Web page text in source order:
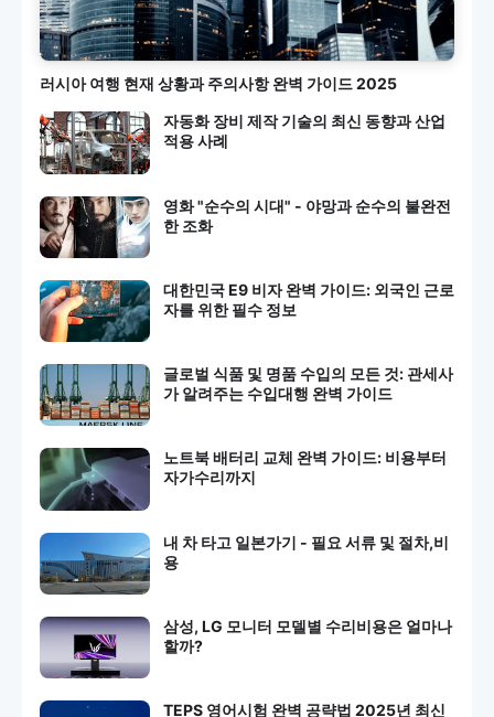
러시아 여행 현재 상황과 주의사항 완벽 가이드 2025
자동화 장비 제작 기술의 최신 동향과 산업
적용 사례
영화 "순수의 시대" - 야망과 순수의 불완전
한 조화
대한민국 E9 비자 완벽 가이드: 외국인 근로
자를 위한 필수 정보
글로벌 식품 및 명품 수입의 모든 것: 관세사
가 알려주는 수입대행 완벽 가이드
노트북 배터리 교체 완벽 가이드: 비용부터
자가수리까지
내 차 타고 일본가기 - 필요 서류 및 절차,비
용
삼성, LG 모니터 모델별 수리비용은 얼마나
할까?
TEPS 영어시험 완벽 공략법 2025년 최신